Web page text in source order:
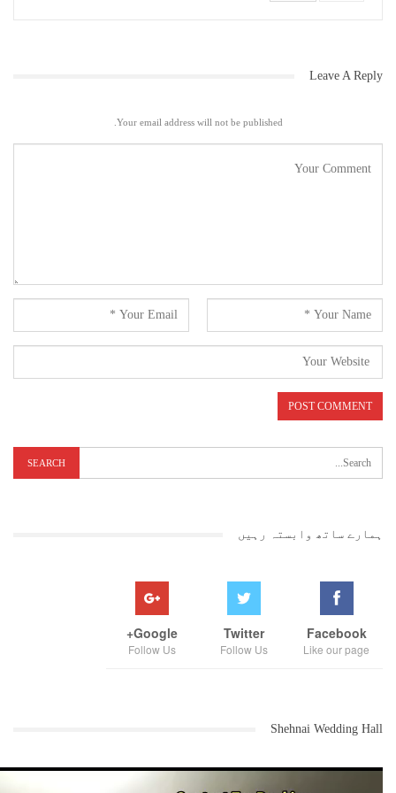
Leave A Reply
Your email address will not be published.
ہمارے ساتھ وابستہ رہیں
Facebook
Like our page
Twitter
Follow Us
Google+
Follow Us
Shehnai Wedding Hall